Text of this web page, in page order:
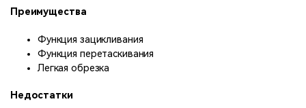
Преимущества
Функция зацикливания
Функция перетаскивания
Легкая обрезка
Недостатки